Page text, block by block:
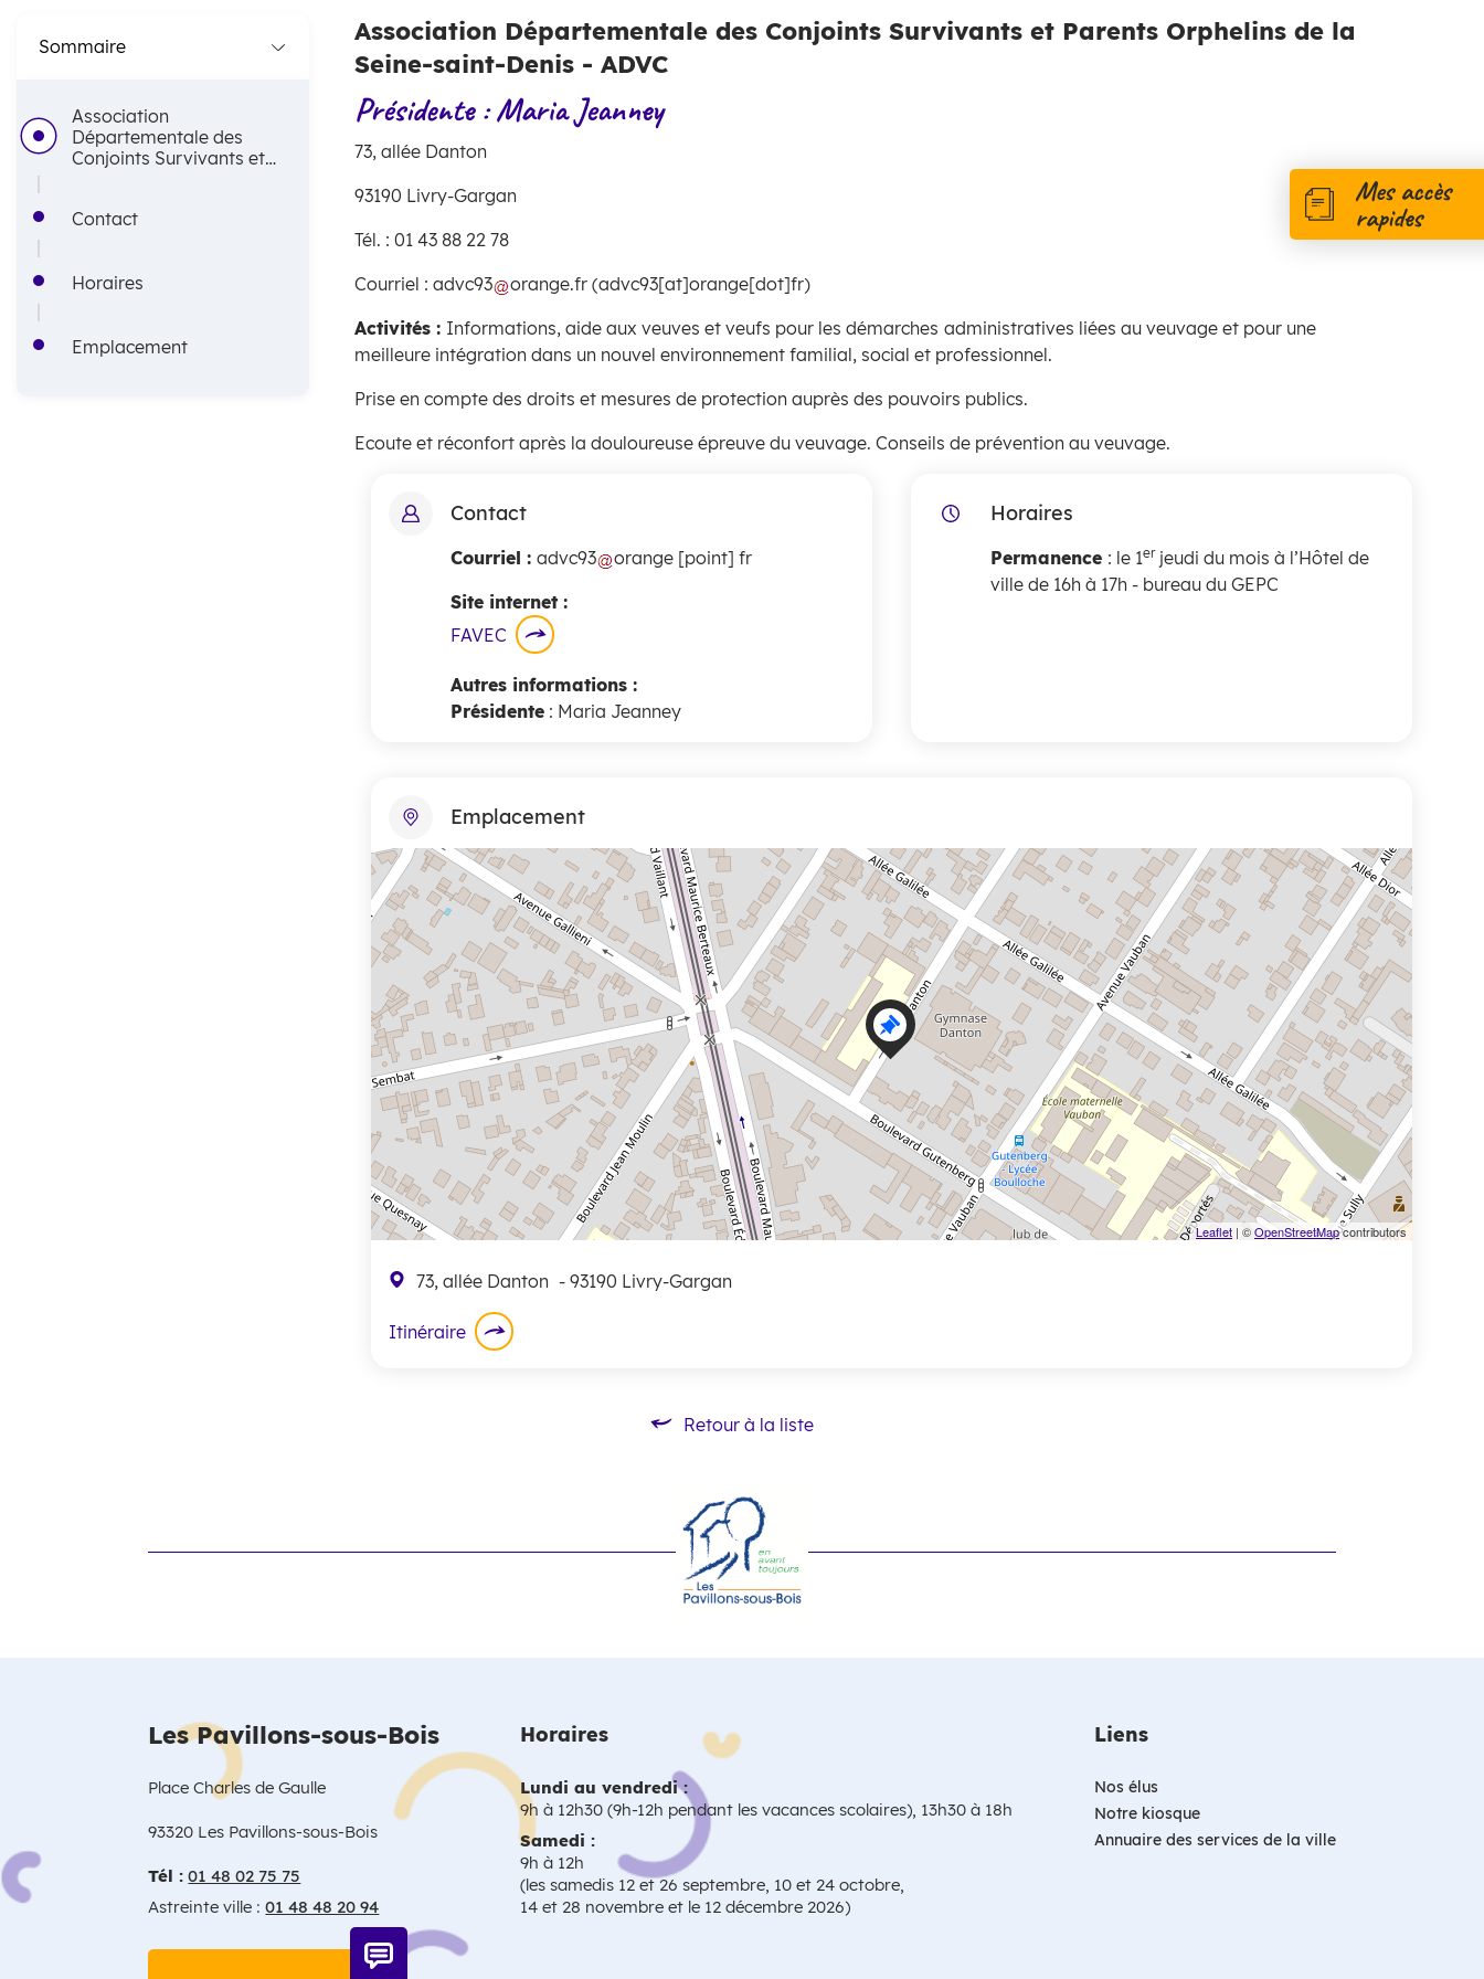
r
i
a
e
Sommaire
Association
Départementale des
Conjoints Survivants et
Contact
Horaires
Emplacement
Association Départementale des Conjoints Survivants et Parents Orphelins de la
Seine-saint-Denis - ADVC
Présidente: Maria Jeanney
73, allée Danton
93190 Livry-Gargan
Tél. : 01 43 88 22 78
Courriel : advc93 orange.fr (advc93[at]orange[dot]fr)
Activités : Informations, aide aux veuves et veufs pour les démarches administratives liées au veuvage et pour une
meilleure intégration dans un nouvel environnement familial, social et professionnel.
Prise en compte des droits et mesures de protection auprès des pouvoirs publics.
Ecoute et réconfort après la douloureuse épreuve du veuvage. Conseils de prévention au veuvage.
Contact
Courriel : advc93 orange [point] fr
Site internet :
FAVEC
Autres informations :
Présidente : Maria Jeanney
Horaires
Permanence : le 1erjeudi du mois à l’Hôtel de
ville de 16h à 17h - bureau du GEPC
Emplacement
+
−
Leaflet | ©OpenStreetMapcontributors
73, allée Danton - 93190 Livry-Gargan
Itinéraire
Retour à la liste
Retour à la liste
Mes accès
rapides
Les Pavillons-sous-Bois
Place Charles de Gaulle
93320 Les Pavillons-sous-Bois
Tél : 01 48 02 75 75
Astreinte ville :01 48 48 20 94
Horaires
Lundi au vendredi :
9h à 12h30 (9h-12h pendant les vacances scolaires), 13h30 à 18h
Samedi :
9h à 12h
(les samedis 12 et 26 septembre, 10 et 24 octobre,
14 et 28 novembre et le 12 décembre 2026)
Liens
Nos élus
Notre kiosque
Annuaire des services de la ville